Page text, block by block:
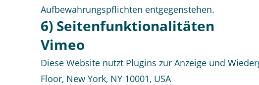
Aufbewahrungspflichten entgegenstehen.
6) Seitenfunktionalitäten
Vimeo
Diese Website nutzt Plugins zur Anzeige und
Floor, New York, NY 10001, USA